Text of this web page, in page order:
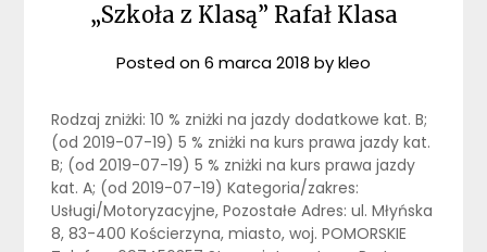
„Szkoła z Klasą” Rafał Klasa
Posted on6 marca 2018 bykleo
Rodzaj zniżki: 10 % zniżki na jazdy dodatkowe kat. B;
(od 2019-07-19) 5 % zniżki na kurs prawa jazdy kat.
B; (od 2019-07-19) 5 % zniżki na kurs prawa jazdy
kat. A; (od 2019-07-19) Kategoria/zakres:
Usługi/Motoryzacyjne, Pozostałe Adres: ul. Młyńska
8, 83-400 Kościerzyna, miasto, woj. POMORSKIE